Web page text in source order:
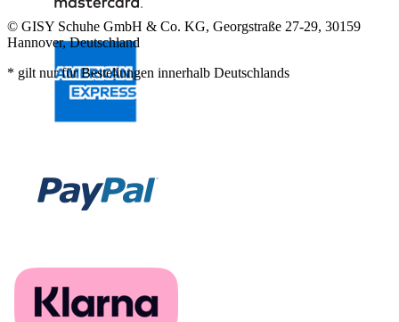
© GISY Schuhe GmbH & Co. KG, Georgstraße 27-29, 30159
Hannover, Deutschland
* gilt nur für Bestellungen innerhalb Deutschlands